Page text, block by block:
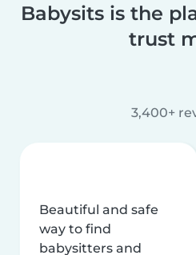
Babysits is the
trust
3,400+
Beautiful and safe
way to find
babysitters and